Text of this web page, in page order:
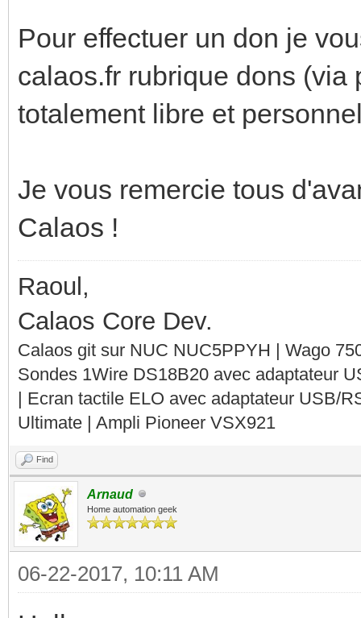
Pour effectuer un don je
calaos.fr rubrique dons (via
totalement libre et
Je vous remercie tous
Calaos !
Raoul,
Calaos Core Dev.
Calaos git sur NUC NUC5PPYH | Wago
Sondes 1Wire DS18B20 avec adaptateur
| Ecran tactile ELO avec adaptateur USB/
Ultimate | Ampli Pioneer VSX921
Find
Arnaud
Home automation geek
06-22-2017, 10:11 AM